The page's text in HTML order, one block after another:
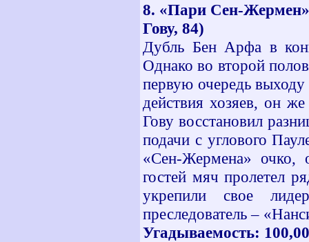
8. «Пари Сен-
Гову, 84)
Дубль Бен Арфа в
Однако во второй
первую очередь
действия хозяев, он
Гову восстановил
подачи с углового
«Сен-Жермена» очко,
гостей мяч пролетел
укрепили свое
преследователь –
Угадываемость: